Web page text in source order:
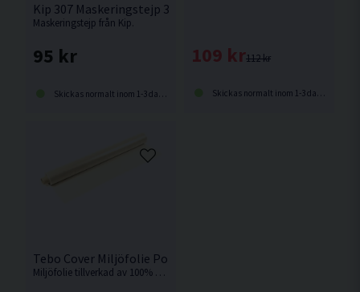
Kip 307 Maskeringstejp 36mm 50m
Maskeringstejp från Kip.
95 kr
Skickas normalt inom 1-3 dagar
112 kr
109 kr
Skickas normalt inom 1-3 dagar
Tebo Cover Miljöfolie Polyeten 2x50m
Miljöfolie tillverkad av 100% återvunnen polyeten (LDPE 4) från Tebo.